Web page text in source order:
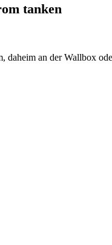
tanken
an der Wallbox